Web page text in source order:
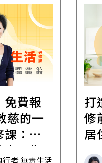
家｜裝
到老的
略
遺
財
產